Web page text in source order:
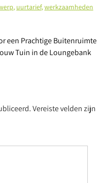
, uurtarief,werkzaamheden
een Prachtige Buitenruimte
Tuin in de Loungebank
Vereiste velden zijn